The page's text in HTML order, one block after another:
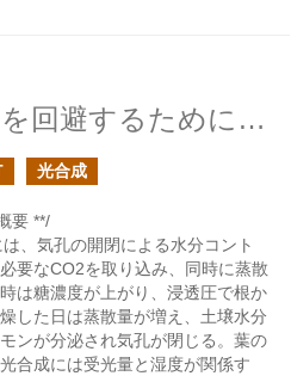
トマト果実の割れを回避するために気孔の開閉と光合成を考える
光合成
要 **/
、気孔の開閉による水分コント
要なCO2を取り込み、同時に蒸散
は糖濃度が上がり、浸透圧で根か
した日は蒸散量が増え、土壌水分
ンが分泌され気孔が閉じる。葉の
合成には受光量と湿度が関係す